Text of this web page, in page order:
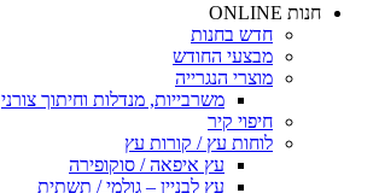
חנות ONLINE
חדש בחנות
מבצעי החודש
מוצרי הנגרייה
משרבייות, מנדלות וחיתוך צורני
חיפוי קיר
לוחות עץ / קורות עץ
עץ איפאה / סוקופירה
עץ לבניין – גולמי / תשתית